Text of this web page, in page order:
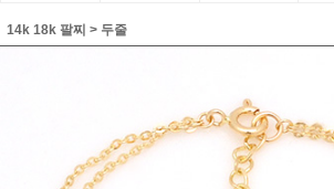
14k 18k 팔찌 > 두줄